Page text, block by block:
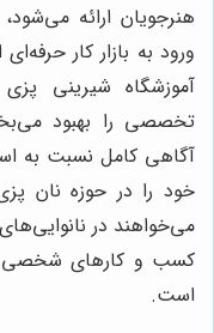
هنرجویان ارائه
ورود به بازار کار
آموزشگاه شیرینی
تخصصی را بهبود
آگاهی کامل نسبت به
خود را در حوزه نان
می‌خواهند در
کسب و کارهای شخصی
است.